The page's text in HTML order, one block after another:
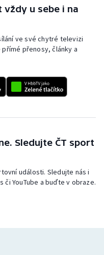
u sebe i na
ve své chytré televizi
přenosy, články a
Sledujte ČT sport
události. Sledujte nás i
či YouTube a buďte v obraze.